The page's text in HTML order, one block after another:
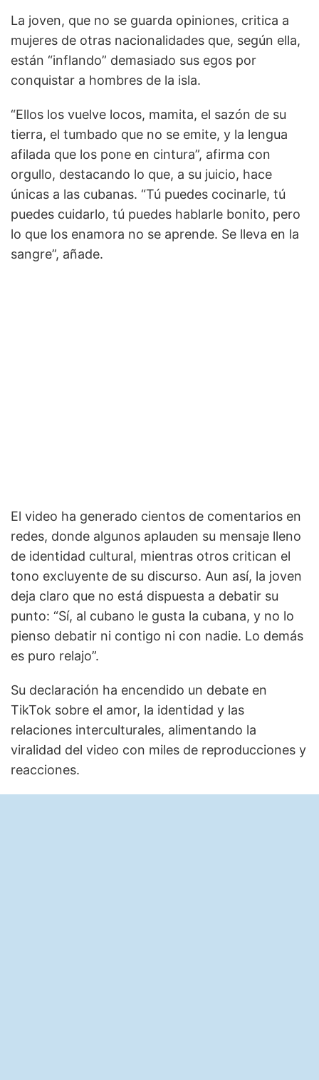
La joven, que no se guarda opiniones, critica a
mujeres de otras nacionalidades que, según ella,
están “inflando” demasiado sus egos por
conquistar a hombres de la isla.
“Ellos los vuelve locos, mamita, el sazón de su
tierra, el tumbado que no se emite, y la lengua
afilada que los pone en cintura”, afirma con
orgullo, destacando lo que, a su juicio, hace
únicas a las cubanas. “Tú puedes cocinarle, tú
puedes cuidarlo, tú puedes hablarle bonito, pero
lo que los enamora no se aprende. Se lleva en la
sangre”, añade.
El video ha generado cientos de comentarios en
redes, donde algunos aplauden su mensaje lleno
de identidad cultural, mientras otros critican el
tono excluyente de su discurso. Aun así, la joven
deja claro que no está dispuesta a debatir su
punto: “Sí, al cubano le gusta la cubana, y no lo
pienso debatir ni contigo ni con nadie. Lo demás
es puro relajo”.
Su declaración ha encendido un debate en
TikTok sobre el amor, la identidad y las
relaciones interculturales, alimentando la
viralidad del video con miles de reproducciones y
reacciones.